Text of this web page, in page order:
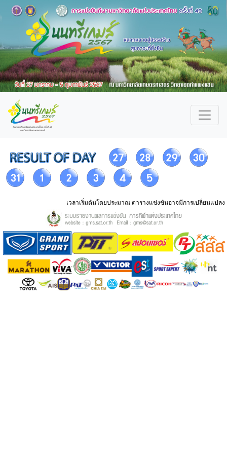
เวลาเริ่มตันโดยประมาณ ตารางแข่งขันอาจมีการเปลี่ยนแปลง